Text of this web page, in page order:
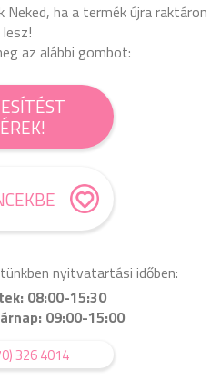
ha a termék újra raktáron
lesz!
az alábbi gombot:
nyitvatartási időben:
08:00-15:30
09:00-15:00
326 4014